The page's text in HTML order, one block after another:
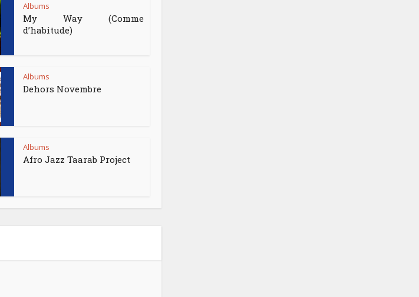
Albums
My Way (Comme
d’habitude)
Albums
Dehors Novembre
Albums
Afro Jazz Taarab Project